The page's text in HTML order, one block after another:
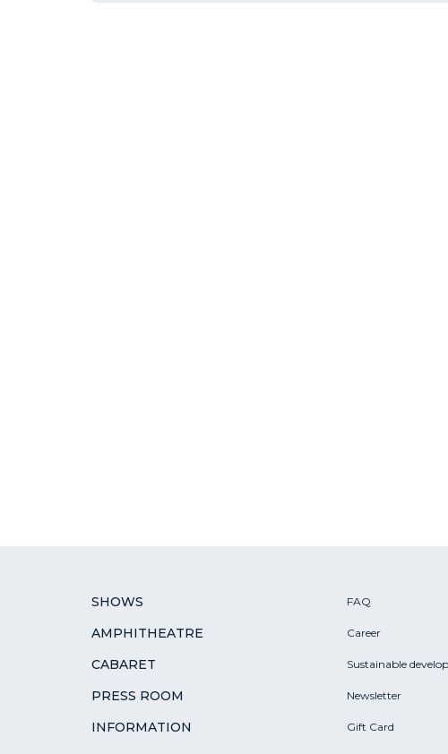
SHOWS
AMPHITHEATRE
CABARET
PRESS ROOM
INFORMATION
FAQ
Career
Sustainable
Newsletter
Gift Card